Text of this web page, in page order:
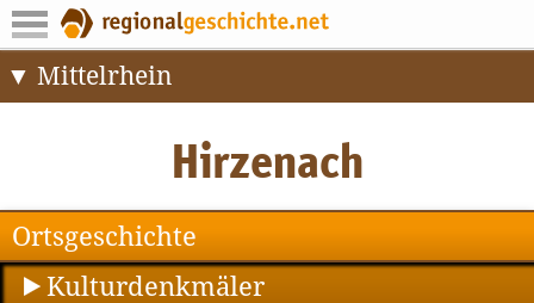
Mittelrhein
Ortsgeschichte
Kulturdenkmäler